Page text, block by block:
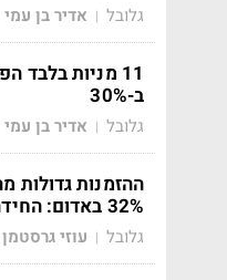
גלובל | אדיר בן עמי
ב-30%
גלובל | אדיר בן עמי
ההזמנות גדולות
32% באדום: החידה של קרטוס
גלובל | עוזי גרסטמן